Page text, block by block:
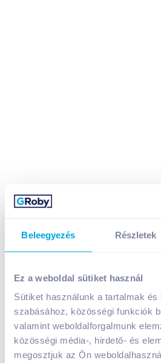
Beleegyezés Részletek
Ez a weboldal sütiket használ
Sütiket használunk a tartalmak
szabásához, közösségi funkciók
valamint weboldalforgalmunk
közösségi média-, hirdető- és
megosztjuk az Ön
Hungaria Extra Dry fehér
1 099Ft /
Nettó eladási ár: 865 Ft
Visszaváltási díj: 50
KosárbaKosárba